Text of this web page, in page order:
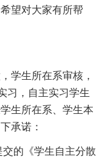
望对大家有所帮
学生所在系审核，
习，自主实习学生
生所在系、学生本
承诺：
的《学生自主分散